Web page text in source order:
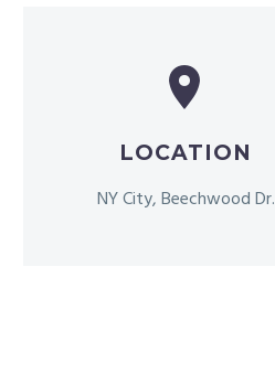


LOCATION
NY City, Beechwood Dr.